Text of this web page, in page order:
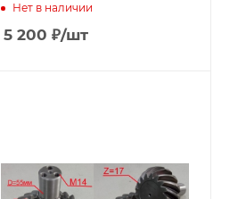
Нет в наличии
5 200 ₽/шт